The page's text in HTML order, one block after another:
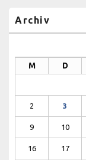
Archiv
M D
2 3
9 10
16 17